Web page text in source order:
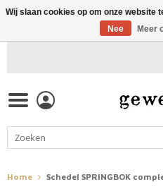
Home Schedel SPRINGBOK
Wij slaan cookies op om onze website
Nee
Meer